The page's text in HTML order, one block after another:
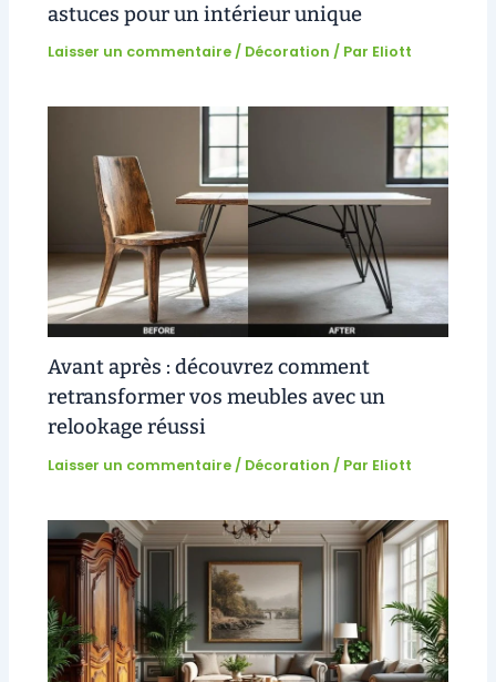
astuces pour un intérieur unique
Laisser un commentaire / Décoration / Par Eliott
Avant après : découvrez comment
retransformer vos meubles avec un
relookage réussi
Laisser un commentaire / Décoration / Par Eliott